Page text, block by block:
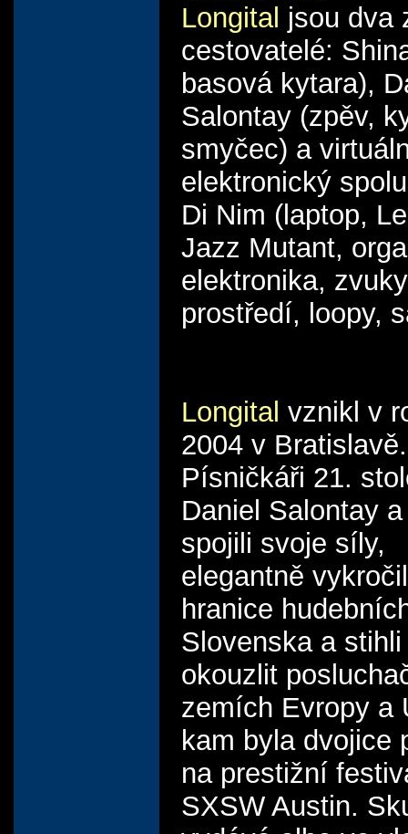
Longital jsou dva
cestovatelé:
basová kytara),
Salontay (zpěv,
smyčec) a
elektronický
Di Nim (laptop,
Jazz Mutant,
elektronika, zvuky
prostředí, loopy,
Longital vznikl v
2004 v Bratislavě.
Písničkáři 21.
Daniel Salontay
spojili svoje síly,
elegantně
hranice
Slovenska a
okouzlit
zemích Evropy a
kam byla dvojice
na prestižní
SXSW Austin.